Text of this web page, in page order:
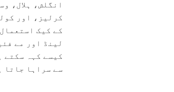
انگلش، ہلال،
کرلیز، اور
کے کیک
لینڈ اور مے
کیسے کہہ سکتے
سے سراہا جاتا